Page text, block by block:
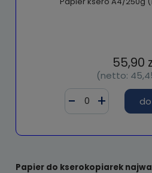
55,90
(netto:
Papier do kserokopiarek